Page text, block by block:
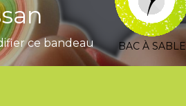
ce bandeau BAC À SABLE